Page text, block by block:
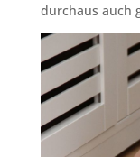
durchaus auch